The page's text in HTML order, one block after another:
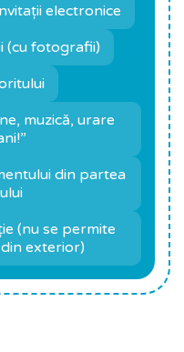
electronice
(cu fotografii)
muzică, urare
din partea
(nu se permite
exterior)